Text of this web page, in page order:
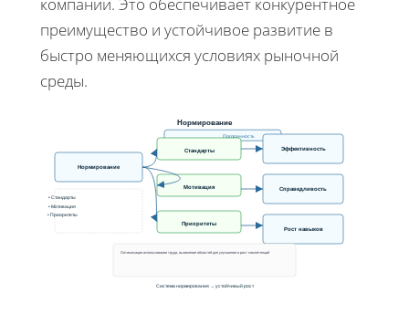
преимущество и устойчивое развитие в
быстро меняющихся условиях рыночной
среды.
Нормирование
Прозрачность
Нормирование
Стандарты
Мотивация
Приоритеты
Эффективность
Справедливость
Рост навыков
• Стандарты
• Мотивация
• Приоритеты
Оптимизация использования труда, выявление областей для улучшения и рост компетенций
Система нормирования → устойчивый рост